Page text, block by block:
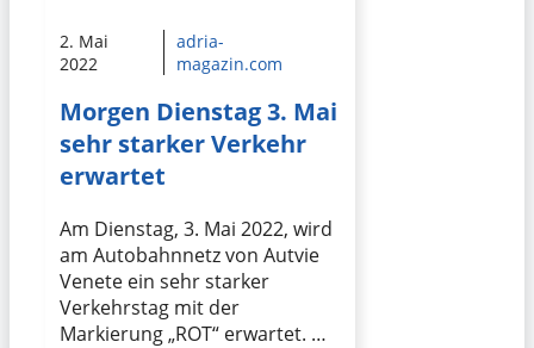
2. Mai
2022
adria-
magazin.com
Morgen Dienstag 3. Mai
sehr starker Verkehr
erwartet
Am Dienstag, 3. Mai 2022, wird
am Autobahnnetz von Autvie
Venete ein sehr starker
Verkehrstag mit der
Markierung „ROT“ erwartet. …